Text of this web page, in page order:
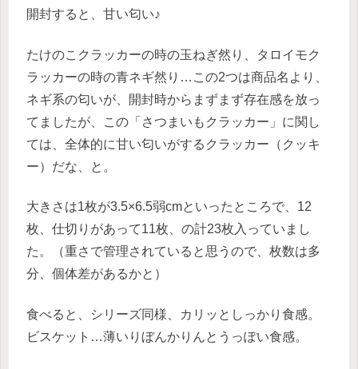
開封すると、甘い匂い♪
たけのこクラッカーの時の玉ねぎ然り、タロイモク
ラッカーの時の青ネギ然り…この2つは商品名より、
ネギ系の匂いが、開封時からまずまず存在感を放っ
てましたが、この「さつまいもクラッカー」に関し
ては、全体的に甘い匂いがするクラッカー（クッキ
ー）だな、と。
大きさは1枚が3.5×6.5弱cmといったところで、12
枚、仕切りがあって11枚、の計23枚入っていまし
た。（重さで管理されていると思うので、枚数は多
分、個体差があるかと）
食べると、シリーズ同様、カリッとしっかり食感。
ビスケット…薄いりぼんかりんとうっぽい食感。